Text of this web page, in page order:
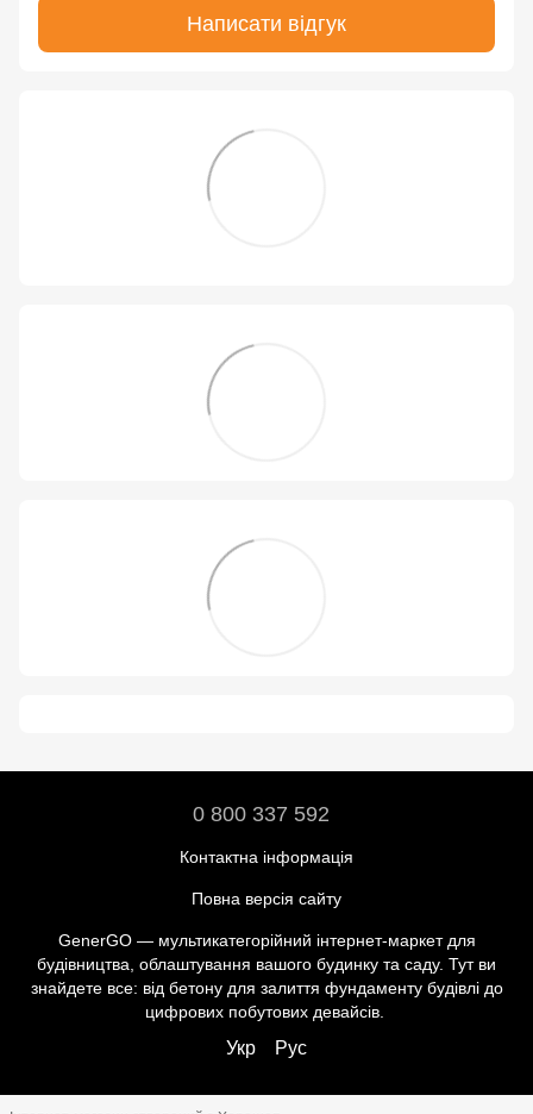
Написати відгук
0 800 337 592
Контактна інформація
Повна версія сайту
GenerGO — мультикатегорійний інтернет-маркет для
будівництва, облаштування вашого будинку та саду. Тут ви
знайдете все: від бетону для залиття фундаменту будівлі до
цифрових побутових девайсів.
Укр Рус